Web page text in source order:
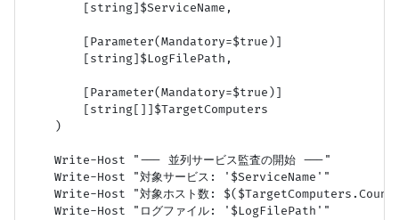
        [string]$ServiceName,
        [Parameter(Mandatory=$true)]
        [string]$LogFilePath,
        [Parameter(Mandatory=$true)]
        [string[]]$TargetComputers
    )
    Write-Host "--- 並列サービス監査の開始 ---"
    Write-Host "対象サービス: '$ServiceName'"
Write-Host "対象ホスト数:
    Write-Host "ログファイル: '$LogFilePath'"